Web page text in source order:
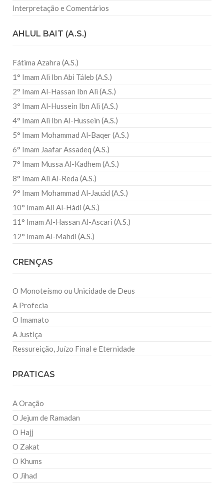
Interpretação e Comentários
AHLUL BAIT (A.S.)
Fátima Azahra (A.S.)
1° Imam Ali Ibn Abi Táleb (A.S.)
2° Imam Al-Hassan Ibn Ali (A.S.)
3° Imam Al-Hussein Ibn Ali (A.S.)
4° Imam Ali Ibn Al-Hussein (A.S.)
5° Imam Mohammad Al-Baqer (A.S.)
6° Imam Jaafar Assadeq (A.S.)
7° Imam Mussa Al-Kadhem (A.S.)
8° Imam Ali Al-Reda (A.S.)
9° Imam Mohammad Al-Jauád (A.S.)
10° Imam Ali Al-Hádi (A.S.)
11° Imam Al-Hassan Al-Ascari (A.S.)
12° Imam Al-Mahdi (A.S.)
CRENÇAS
O Monoteísmo ou Unicidade de Deus
A Profecia
O Imamato
A Justiça
Ressureição, Juízo Final e Eternidade
PRATICAS
A Oração
O Jejum de Ramadan
O Hajj
O Zakat
O Khums
O Jihad